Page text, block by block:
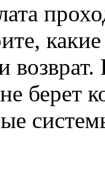
возврат.
берет